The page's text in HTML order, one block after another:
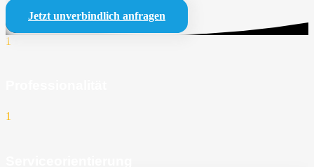
Jetzt unverbindlich anfragen
1
1